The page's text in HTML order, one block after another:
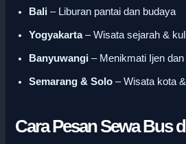
Bali – Liburan pantai dan budaya
Yogyakarta– Wisata sejarah &
Banyuwangi – Menikmati Ijen
Semarang & Solo – Wisata kota
Cara Pesan Sewa Bus